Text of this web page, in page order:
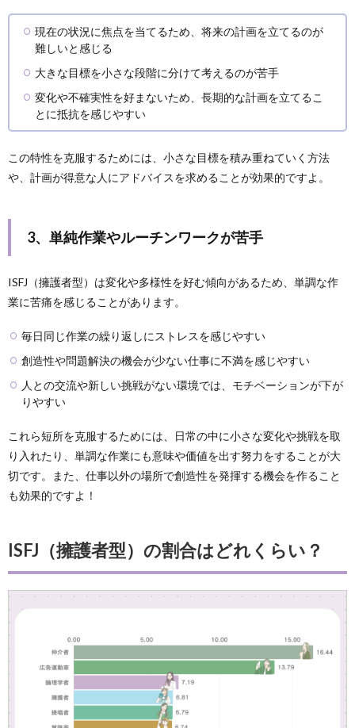
現在の状況に焦点を当てるため、将来の計画を立てるのが
難しいと感じる
大きな目標を小さな段階に分けて考えるのが苦手
変化や不確実性を好まないため、長期的な計画を立てるこ
とに抵抗を感じやすい
この特性を克服するためには、小さな目標を積み重ねていく方法
や、計画が得意な人にアドバイスを求めることが効果的ですよ。
3、単純作業やルーチンワークが苦手
ISFJ（擁護者型）は変化や多様性を好む傾向があるため、単調な作
業に苦痛を感じることがあります。
毎日同じ作業の繰り返しにストレスを感じやすい
創造性や問題解決の機会が少ない仕事に不満を感じやすい
人との交流や新しい挑戦がない環境では、モチベーションが下が
りやすい
これら短所を克服するためには、日常の中に小さな変化や挑戦を取
り入れたり、単調な作業にも意味や価値を出す努力をすることが大
切です。また、仕事以外の場所で創造性を発揮する機会を作ること
も効果的ですよ！
ISFJ（擁護者型）の割合はどれくらい？